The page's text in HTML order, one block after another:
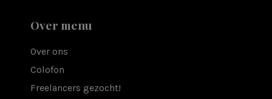
Over menu
Over ons
Colofon
Freelancers gezocht!